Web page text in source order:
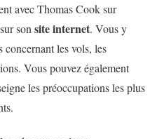
avec Thomas Cook sur
son site internet. Vous y
concernant les vols, les
Vous pouvez également
les préoccupations les plus